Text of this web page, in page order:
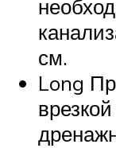
см.
Long Пр